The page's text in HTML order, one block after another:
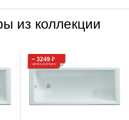
из коллекции
− 3249 ₽
ЧЕРЕЗ КОРЗИНУ